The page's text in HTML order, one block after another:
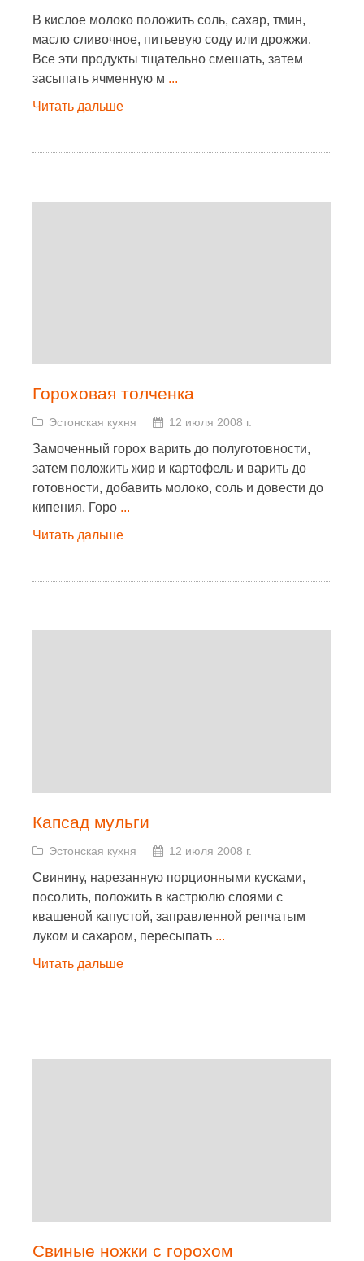
В кислое молоко положить соль, сахар, тмин,
масло сливочное, питьевую соду или дрожжи.
Все эти продукты тщательно смешать, затем
засыпать ячменную м ...
Читать дальше
Гороховая толченка
Эстонская кухня 12 июля 2008 г.
Замоченный горох варить до полуготовности,
затем положить жир и картофель и варить до
готовности, добавить молоко, соль и довести до
кипения. Горо ...
Читать дальше
Капсад мульги
Эстонская кухня 12 июля 2008 г.
Свинину, нарезанную порционными кусками,
посолить, положить в кастрюлю слоями с
квашеной капустой, заправленной репчатым
луком и сахаром, пересыпать ...
Читать дальше
Свиные ножки с горохом